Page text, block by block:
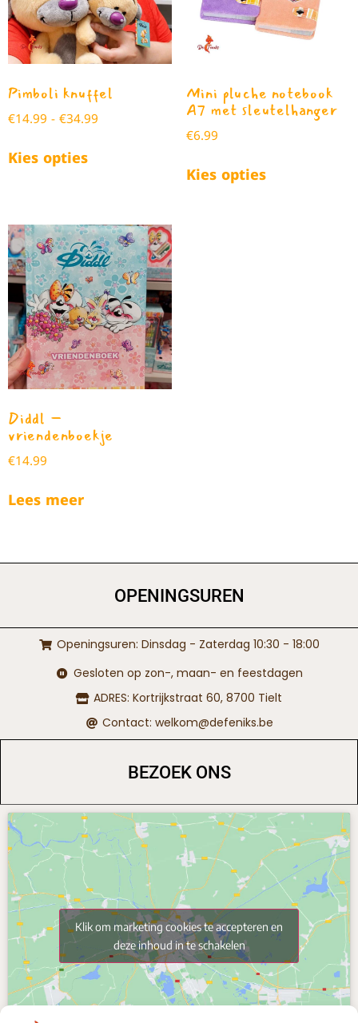
Pimboli knuffel
€14.99 -€34.99
Kies opties
Mini pluche notebook
A7 met sleutelhanger
€6.99
Kies opties
Diddl –
vriendenboekje
€14.99
Lees meer
OPENINGSUREN
Openingsuren: Dinsdag - Zaterdag 10:30 - 18:00
Gesloten op zon-, maan- en feestdagen
ADRES: Kortrijkstraat 60, 8700 Tielt
Contact: welkom@defeniks.be
BEZOEK ONS
Klik om marketing cookies te accepteren en
deze inhoud in te schakelen